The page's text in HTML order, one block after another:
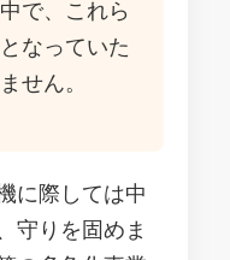
で、これら
なっていた
せん。
に際しては中
守りを固めま